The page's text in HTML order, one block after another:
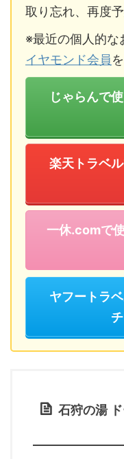
取り忘れ、再度
※最近の個人的な
イヤモンド会員
じゃらんで
楽天トラベ
一休.comで
ヤフートラ
石狩の湯